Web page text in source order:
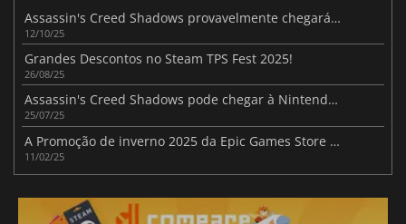
Assassin's Creed Shadows provavelmente chegará à Switch 2 após nova fuga de informação
12/10/25
Grandes Descontos no Steam TPS Fest 2025!
26/08/25
Assassin's Creed Shadows pode chegar à Nintendo Switch 2
25/07/25
A Promoção de inverno 2025 da Epic Games Store já está disponível
11/02/25